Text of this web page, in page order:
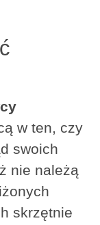
w ten, czy
swoich
nie należą
skrzętnie